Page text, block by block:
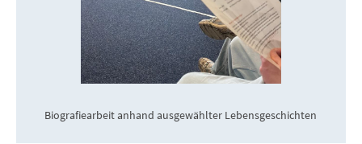
Biografiearbeit anhand ausgewählter Lebensgeschichten